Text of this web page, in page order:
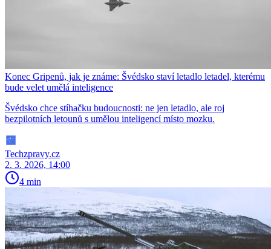
Konec Gripenů, jak je známe: Švédsko staví letadlo letadel, kterému
bude velet umělá inteligence
Švédsko chce stíhačku budoucnosti: ne jen letadlo, ale roj
bezpilotních letounů s umělou inteligencí místo mozku.
Techzpravy.cz
2. 3. 2026, 14:00
4 min